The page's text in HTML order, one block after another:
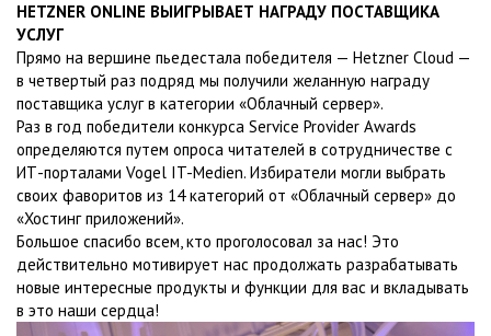
HETZNER ONLINE ВЫИГРЫВАЕТ НАГРАДУ ПОСТАВЩИКА
УСЛУГ
Прямо на вершине пьедестала победителя — Hetzner Cloud —
в четвертый раз подряд мы получили желанную награду
поставщика услуг в категории «Облачный сервер».
Раз в год победители конкурса Service Provider Awards
определяются путем опроса читателей в сотрудничестве с
ИТ-порталами Vogel IT-Medien. Избиратели могли выбрать
своих фаворитов из 14 категорий от «Облачный сервер» до
«Хостинг приложений».
Большое спасибо всем, кто проголосовал за нас! Это
действительно мотивирует нас продолжать разрабатывать
новые интересные продукты и функции для вас и вкладывать
в это наши сердца!